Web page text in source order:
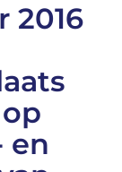
2016
en